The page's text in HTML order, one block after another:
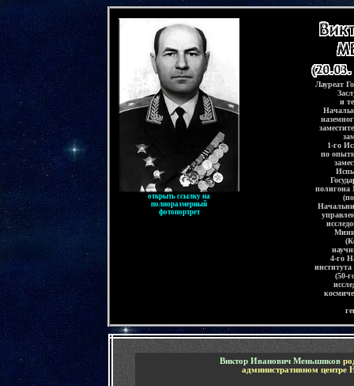
открыть ссылку на
полноразмерный
фотопортрет
Лауреат
и
1-го
по
полигона
4-го
(50-
Виктор Иванович Меньшиков р
административном центре